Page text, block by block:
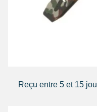
Reçu entre 5 et 15